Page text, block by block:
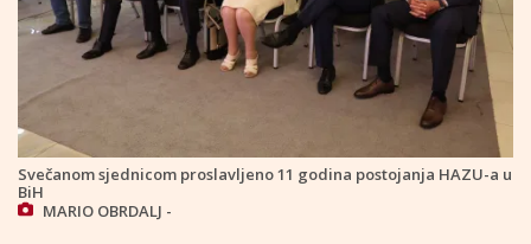
Svečanom sjednicom proslavljeno 11 godina postojanja HAZU-a u
BiH
MARIO OBRDALJ -